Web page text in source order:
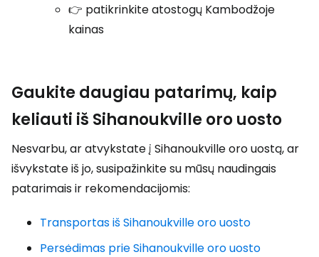
👉 patikrinkite atostogų Kambodžoje
kainas
Gaukite daugiau patarimų, kaip
keliauti iš Sihanoukville oro uosto
Nesvarbu, ar atvykstate į Sihanoukville oro uostą, ar
išvykstate iš jo, susipažinkite su mūsų naudingais
patarimais ir rekomendacijomis:
Transportas iš Sihanoukville oro uosto
Persėdimas prie Sihanoukville oro uosto